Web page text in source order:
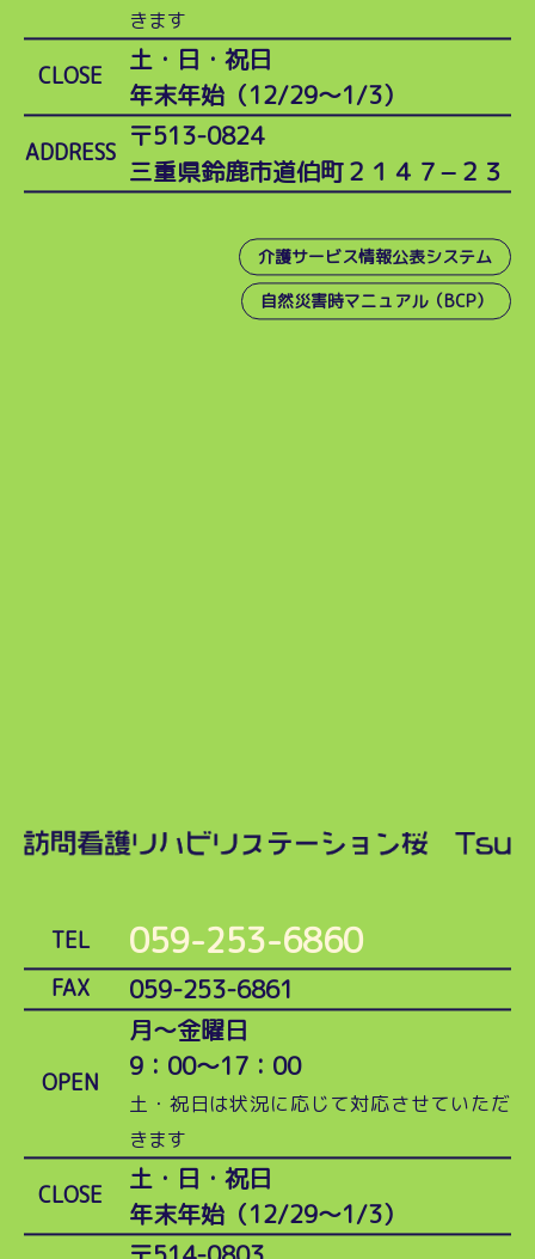
きます
CLOSE
土・日・祝日
年末年始（12/29～1/3）
ADDRESS
〒513-0824
三重県鈴鹿市道伯町２１４７−２３
介護サービス情報公表システム
自然災害時マニュアル（BCP）
TEL 059-253-6860
FAX 059-253-6861
OPEN
月～金曜日
9：00～17：00
土・祝日は状況に応じて対応させていただ
きます
CLOSE
土・日・祝日
年末年始（12/29～1/3）